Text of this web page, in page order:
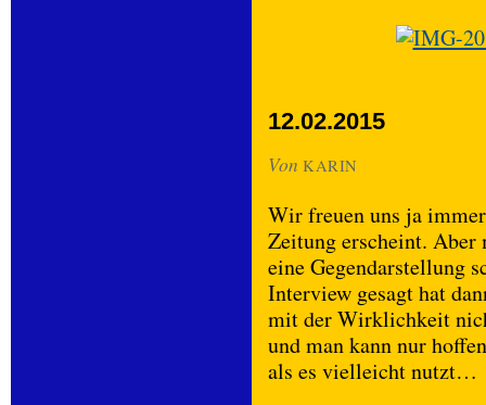
12.02.2015
Von KARIN
Wir freuen uns ja
Zeitung erscheint. Aber
eine Gegendarstellung
Interview gesagt hat
mit der Wirklichkeit
und man kann nur
als es vielleicht nutzt…